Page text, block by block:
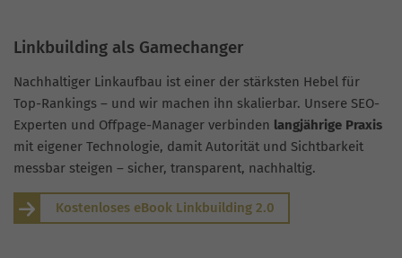
Linkbuilding als Gamechanger
Nachhaltiger Linkaufbau ist einer der stärksten Hebel für
Top-Rankings – und wir machen ihn skalierbar. Unsere SEO-
Experten und Offpage-Manager verbinden langjährige Praxis
mit eigener Technologie, damit Autorität und Sichtbarkeit
messbar steigen – sicher, transparent, nachhaltig.
Kostenloses eBook Linkbuilding 2.0